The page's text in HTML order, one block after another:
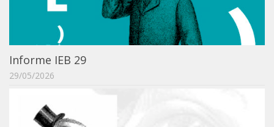
Almanack Braziliense
Cadernos do IEB
Catálogos
Estudos Brasileiros
Informe IEB
Informe IEB 29
29/05/2026